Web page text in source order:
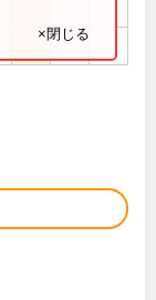
×閉じる